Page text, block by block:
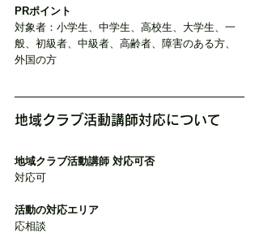
PRポイント
対象者：小学生、中学生、高校生、大学生、一
般、初級者、中級者、高齢者、障害のある方、
外国の方
地域クラブ活動講師対応について
地域クラブ活動講師 対応可否
対応可
活動の対応エリア
応相談